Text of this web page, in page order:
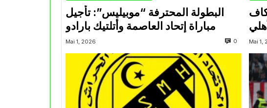
البطولة المحترفة “موبيليس”: تأجيل
مباراة إتحاد العاصمة وأتلتيك بارادو
Mai 1, 2026 0 Mai 1,